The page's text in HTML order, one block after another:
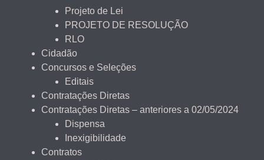
Projeto de Lei
PROJETO DE RESOLUÇÃO
RLO
Cidadão
Concursos e Seleções
Editais
Contratações Diretas
Contratações Diretas – anteriores a 02/05/2024
Dispensa
Inexigibilidade
Contratos